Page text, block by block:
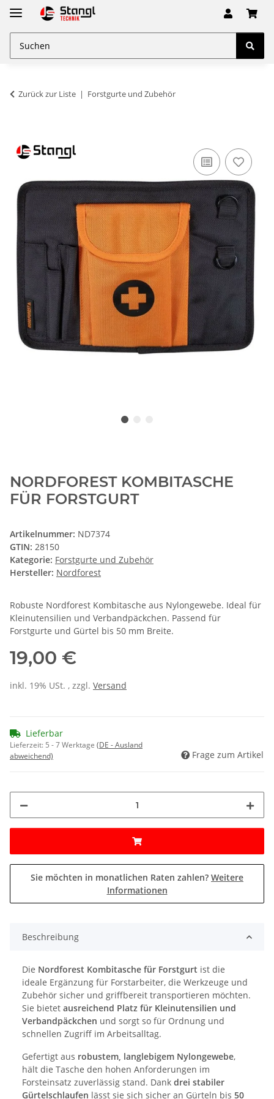
Zurück zur Liste Forstgurte und Zubehör
NORDFOREST KOMBITASCHE
FÜR FORSTGURT
Artikelnummer: ND7374
GTIN: 28150
Kategorie: Forstgurte und Zubehör
Hersteller: Nordforest
Robuste Nordforest Kombitasche aus Nylongewebe. Ideal für
Kleinutensilien und Verbandpäckchen. Passend für
Forstgurte und Gürtel bis 50 mm Breite.
19,00 €
inkl. 19% USt. , zzgl. Versand
Lieferbar
Lieferzeit: 5 - 7 Werktage (DE - Ausland
abweichend)
Frage zum Artikel
Sie möchten in monatlichen Raten zahlen? Weitere
Informationen
Beschreibung
Die Nordforest Kombitasche für Forstgurt ist die
ideale Ergänzung für Forstarbeiter, die Werkzeuge und
Zubehör sicher und griffbereit transportieren möchten.
Sie bietet ausreichend Platz für Kleinutensilien und
Verbandpäckchen und sorgt so für Ordnung und
schnellen Zugriff im Arbeitsalltag.
Gefertigt aus robustem, langlebigem Nylongewebe,
hält die Tasche den hohen Anforderungen im
Forsteinsatz zuverlässig stand. Dank drei stabiler
Gürtelschlaufen lässt sie sich sicher an Gürteln bis 50